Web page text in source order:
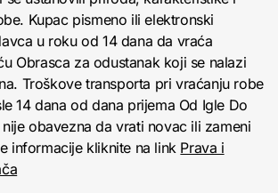
Kupac pismeno ili elektronski
u roku od 14 dana da vraća
Obrasca za odustanak koji se nalazi
Troškove transporta pri vraćanju robe
14 dana od dana prijema Od Igle Do
obavezna da vrati novac ili zameni
informacije kliknite na link Prava i